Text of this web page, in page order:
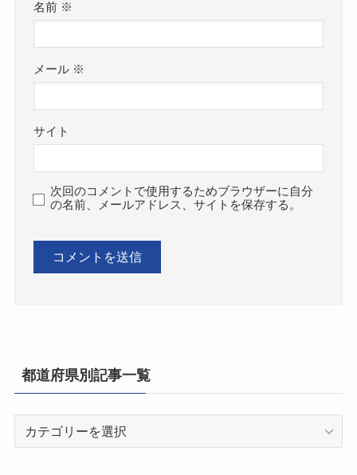
名前 ※
メール ※
サイト
次回のコメントで使用するためブラウザーに自分
の名前、メールアドレス、サイトを保存する。
都道府県別記事一覧